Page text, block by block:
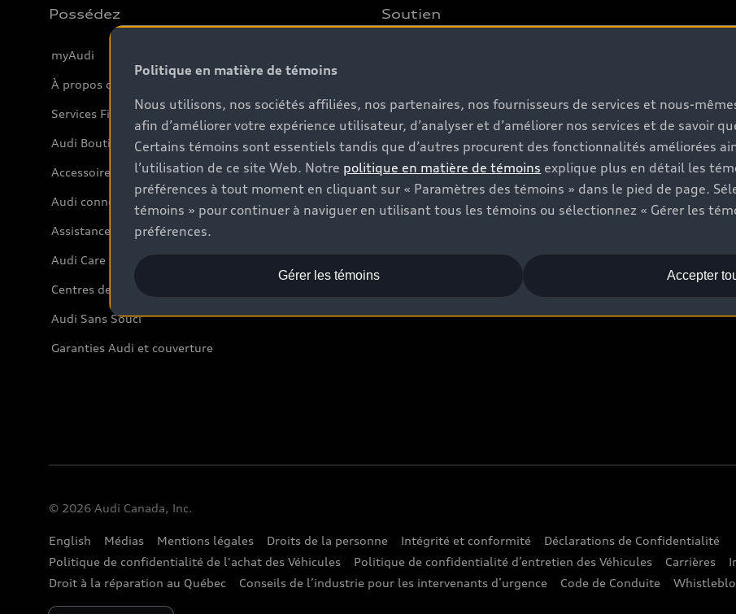
Possédez
myAudi
À propos de myAudi
Services Financiers Audi
Audi Boutique
Accessoires
Audi connect
Assistance routière
Audi Care
Centres de carrosserie Audi
Audi Sans Souci
Garanties Audi et couverture
Soutien
Informations sur la batterie
© 2026 Audi Canada, Inc.
English Médias Mentions légales Droits de la personne Intégrité et conformité
Déclarations de Confidentialité
Politique de confidentialité de l'achat des Véhicules
Politique de confidentialité d’entretien des Véhicules Carrières
Droit à la réparation au Québec
Conseils de l’industrie pour les intervenants d’urgence Code de Conduite
Politique en matière de témoins
Nous utilisons, nos sociétés affiliées, nos partenaires, nos fournisseurs de services et nous-
afin d’améliorer votre expérience utilisateur, d’analyser et d’améliorer nos services et de savoir
Certains témoins sont essentiels tandis que d’autres procurent des fonctionnalités améliorées
l’utilisation de ce site Web. Notre politique en matière de témoins explique plus en détail les
préférences à tout moment en cliquant sur « Paramètres des témoins » dans le pied de page.
témoins » pour continuer à naviguer en utilisant tous les témoins ou sélectionnez « Gérer les
préférences.
Accepter
Gérer les témoins